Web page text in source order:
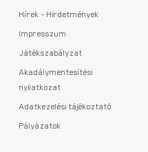
Hírek - Hirdetmények
Impresszum
Játékszabályzat
Akadálymentesítési
nyilatkozat
Adatkezelési tájékoztató
Pályázatok